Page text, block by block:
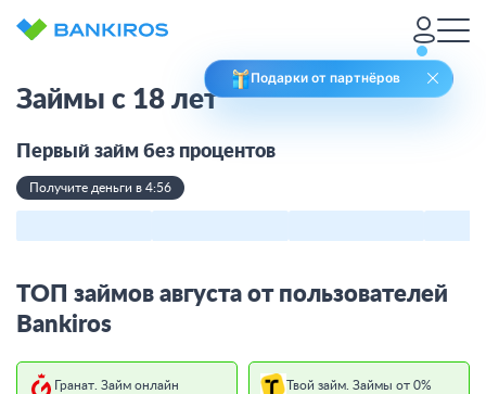
Подарки от партнёров
Займы с 18 лет
Первый займ без процентов
Получите деньги в 4:56
ТОП займов августа от пользователей
Bankiros
Гранат. Займ онлайн Твой займ. Займы от 0%